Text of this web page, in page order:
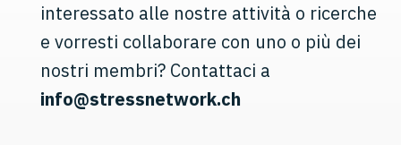
interessato alle nostre attività o ricerche
e vorresti collaborare con uno o più dei
nostri membri? Contattaci a
info@stressnetwork.ch